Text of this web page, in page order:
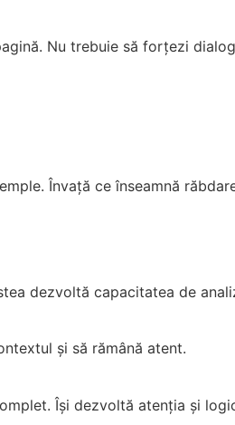
Nu trebuie să forțezi
Învață ce înseamnă
dezvoltă capacitatea de
și să rămână atent.
Își dezvoltă atenția și